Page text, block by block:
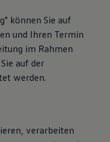
können Sie auf
und Ihren Termin
im Rahmen
auf der
werden.
verarbeiten